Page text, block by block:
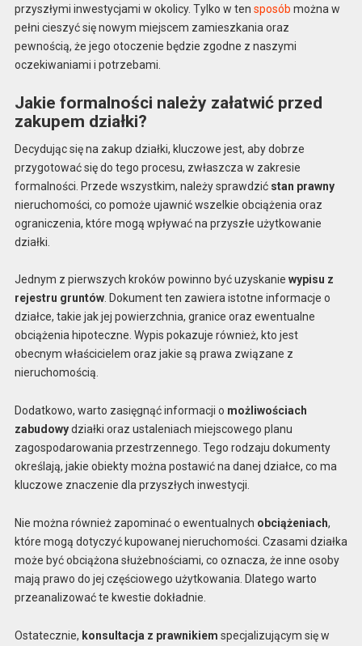
przyszłymi inwestycjami w okolicy. Tylko w ten sposób można w
pełni cieszyć się nowym miejscem zamieszkania oraz
pewnością, że jego otoczenie będzie zgodne z naszymi
oczekiwaniami i potrzebami.
Jakie formalności należy załatwić przed
zakupem działki?
Decydując się na zakup działki, kluczowe jest, aby dobrze
przygotować się do tego procesu, zwłaszcza w zakresie
formalności. Przede wszystkim, należy sprawdzić stan prawny
nieruchomości, co pomoże ujawnić wszelkie obciążenia oraz
ograniczenia, które mogą wpływać na przyszłe użytkowanie
działki.
Jednym z pierwszych kroków powinno być uzyskanie wypisu z
rejestru gruntów. Dokument ten zawiera istotne informacje o
działce, takie jak jej powierzchnia, granice oraz ewentualne
obciążenia hipoteczne. Wypis pokazuje również, kto jest
obecnym właścicielem oraz jakie są prawa związane z
nieruchomością.
Dodatkowo, warto zasięgnąć informacji o możliwościach
zabudowydziałki oraz ustaleniach miejscowego planu
zagospodarowania przestrzennego. Tego rodzaju dokumenty
określają, jakie obiekty można postawić na danej działce, co ma
kluczowe znaczenie dla przyszłych inwestycji.
Nie można również zapominać o ewentualnych obciążeniach,
które mogą dotyczyć kupowanej nieruchomości. Czasami działka
może być obciążona służebnościami, co oznacza, że inne osoby
mają prawo do jej częściowego użytkowania. Dlatego warto
przeanalizować te kwestie dokładnie.
Ostatecznie, konsultacja z prawnikiem specjalizującym się w